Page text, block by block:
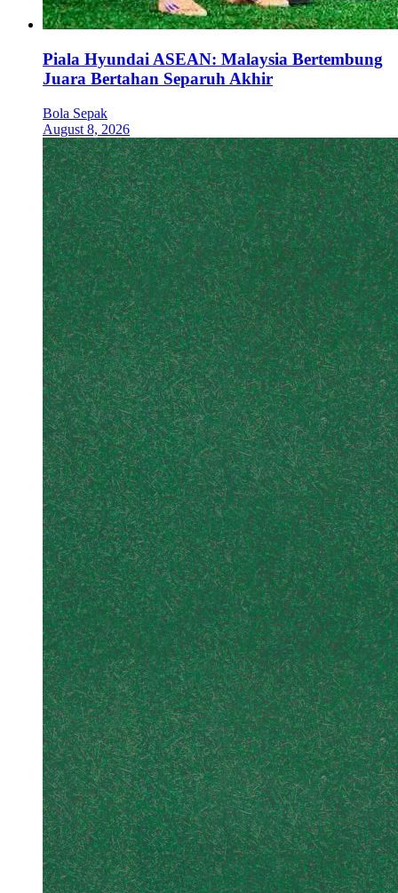
Piala Hyundai ASEAN: Malaysia Bertembung
Juara Bertahan Separuh Akhir
Bola Sepak
August 8, 2026